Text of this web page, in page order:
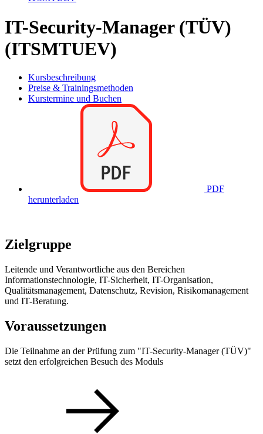
IT-Security-Manager (TÜV)
(ITSMTUEV)
Kursbeschreibung
Preise & Trainingsmethoden
Kurstermine und Buchen
PDF
herunterladen
Zielgruppe
Leitende und Verantwortliche aus den Bereichen
Informationstechnologie, IT-Sicherheit, IT-Organisation,
Qualitätsmanagement, Datenschutz, Revision, Risikomanagement
und IT-Beratung.
Voraussetzungen
Die Teilnahme an der Prüfung zum "IT-Security-Manager (TÜV)"
setzt den erfolgreichen Besuch des Moduls